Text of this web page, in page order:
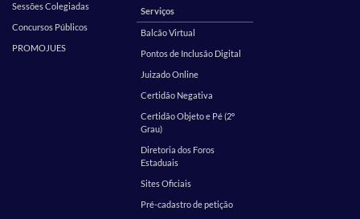
Sessões Colegiadas
Concursos Públicos
PROMOJUES
Serviços
Balcão Virtual
Pontos de Inclusão Digital
Juizado Online
Certidão Negativa
Certidão Objeto e Pé (2º
Grau)
Diretoria dos Foros
Estaduais
Sites Oficiais
Pré-cadastro de petição